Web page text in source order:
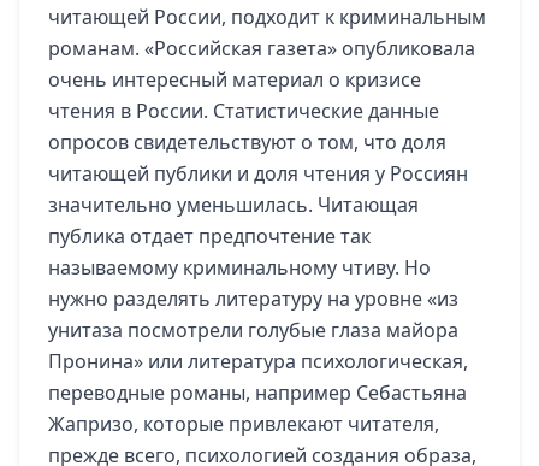
читающей России, подходит к криминальным
романам. «Российская газета» опубликовала
очень интересный материал о кризисе
чтения в России. Статистические данные
опросов свидетельствуют о том, что доля
читающей публики и доля чтения у Россиян
значительно уменьшилась. Читающая
публика отдает предпочтение так
называемому криминальному чтиву. Но
нужно разделять литературу на уровне «из
унитаза посмотрели голубые глаза майора
Пронина» или литература психологическая,
переводные романы, например Себастьяна
Жапризо, которые привлекают читателя,
прежде всего, психологией создания образа,